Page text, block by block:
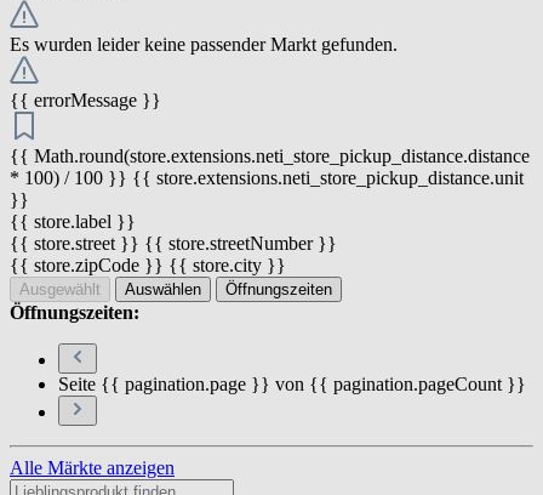
Es wurden leider keine passender Markt gefunden.
{{ errorMessage }}
{{ Math.round(store.extensions.neti_store_pickup_distance.distance
* 100) / 100 }} {{ store.extensions.neti_store_pickup_distance.unit
}}
{{ store.label }}
{{ store.street }} {{ store.streetNumber }}
{{ store.zipCode }} {{ store.city }}
Ausgewählt Auswählen Öffnungszeiten
Öffnungszeiten:
Seite {{ pagination.page }} von {{ pagination.pageCount }}
Alle Märkte anzeigen